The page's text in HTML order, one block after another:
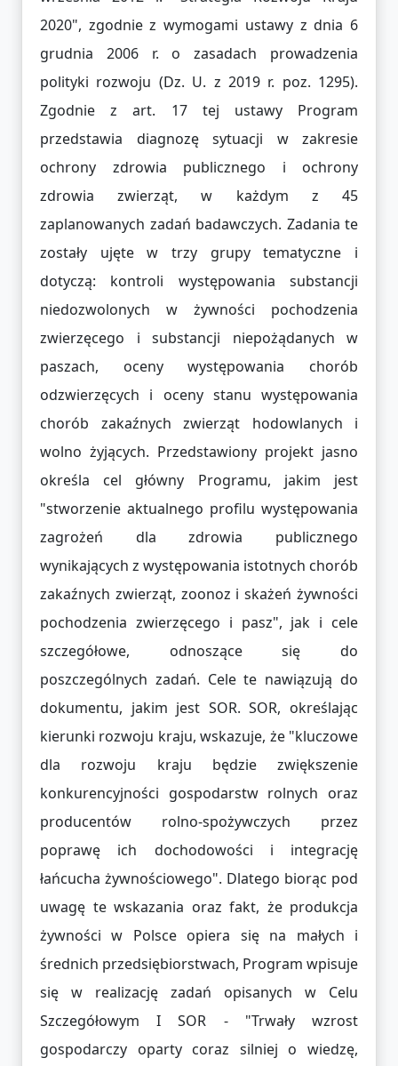
2020", zgodnie z wymogami ustawy z dnia 6
grudnia 2006 r. o zasadach prowadzenia
polityki rozwoju (Dz. U. z 2019 r. poz. 1295).
Zgodnie z art. 17 tej ustawy Program
przedstawia diagnozę sytuacji w zakresie
ochrony zdrowia publicznego i ochrony
zdrowia zwierząt, w każdym z 45
zaplanowanych zadań badawczych. Zadania te
zostały ujęte w trzy grupy tematyczne i
dotyczą: kontroli występowania substancji
niedozwolonych w żywności pochodzenia
zwierzęcego i substancji niepożądanych w
paszach, oceny występowania chorób
odzwierzęcych i oceny stanu występowania
chorób zakaźnych zwierząt hodowlanych i
wolno żyjących. Przedstawiony projekt jasno
określa cel główny Programu, jakim jest
"stworzenie aktualnego profilu występowania
zagrożeń dla zdrowia publicznego
wynikających z występowania istotnych chorób
zakaźnych zwierząt, zoonoz i skażeń żywności
pochodzenia zwierzęcego i pasz", jak i cele
szczegółowe, odnoszące się do
poszczególnych zadań. Cele te nawiązują do
dokumentu, jakim jest SOR. SOR, określając
kierunki rozwoju kraju, wskazuje, że "kluczowe
dla rozwoju kraju będzie zwiększenie
konkurencyjności gospodarstw rolnych oraz
producentów rolno-spożywczych przez
poprawę ich dochodowości i integrację
łańcucha żywnościowego". Dlatego biorąc pod
uwagę te wskazania oraz fakt, że produkcja
żywności w Polsce opiera się na małych i
średnich przedsiębiorstwach, Program wpisuje
się w realizację zadań opisanych w Celu
Szczegółowym I SOR - "Trwały wzrost
gospodarczy oparty coraz silniej o wiedzę,